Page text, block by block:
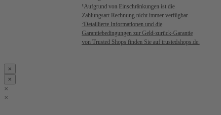
¹Aufgrund von Einschränkungen ist die
Zahlungsart Rechnung nicht immer verfügbar.
²Detaillierte Informationen und die
Garantiebedingungen zur Geld-zurück-Garantie
von Trusted Shops finden Sie auf trustedshops.de.
×
×
×
×